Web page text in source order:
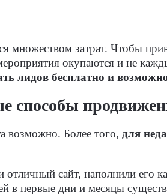
множеством затрат. Чтобы
окупаются и не
лидов бесплатно и
способы
возможно. Более того, для
сайт, наполнили его
в первые дни и месяцы